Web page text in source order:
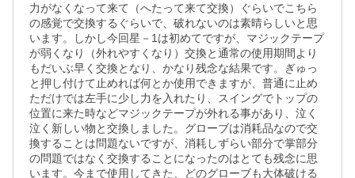
力がなくなって来て（へたって来て交換）ぐらいでこちら
の感覚で交換するぐらいで、破れないのは素晴らしいと思
います。しかし今回星－1は初めてですが、マジックテープ
が弱くなり（外れやすくなり）交換と通常の使用期間より
もだいぶ早く交換となり、かなり残念な結果です。ぎゅっ
と押し付けて止めれば何とか使用できますが、普通に止め
ただけでは左手に少し力を入れたり、スイングでトップの
位置に来た時などマジックテープが外れる事があり、泣く
泣く新しい物と交換しました。グローブは消耗品なので交
換することは問題ないですが、消耗しずらい部分で掌部分
の問題ではなく交換することになったのはとても残念に思
います。今まで使用してきた、どのグローブも大体破ける